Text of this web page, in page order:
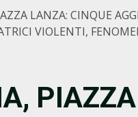
LANZA: CINQUE
VIOLENTI,